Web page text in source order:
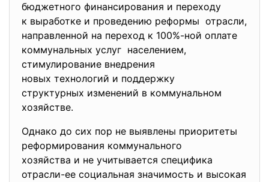
бюджетного финансирования и переходу
к выработке и проведению реформы отрасли,
направленной на переход к 100%-ной оплате
коммунальных услуг населением,
стимулирование внедрения
новых технологий и поддержку
структурных изменений в коммунальном
хозяйстве.
Однако до сих пор не выявлены приоритеты
реформирования коммунального
хозяйства и не учитывается специфика
отрасли-ее социальная значимость и высокая